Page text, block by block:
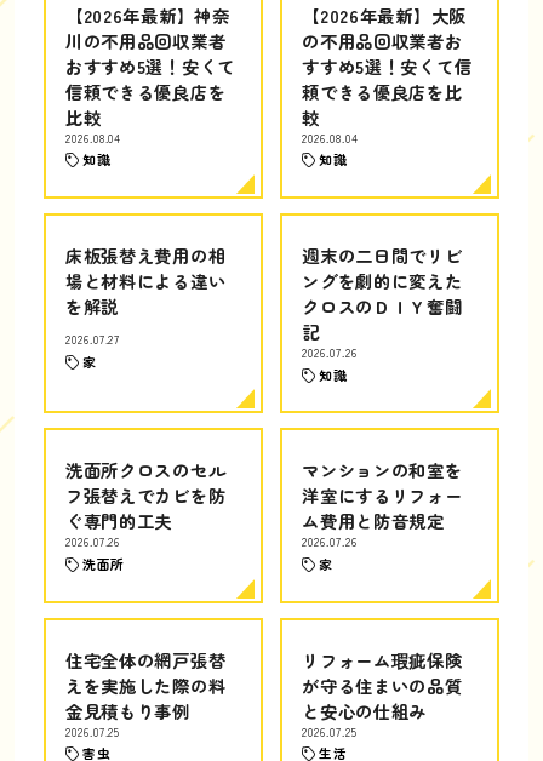
【2026年最新】神奈
川の不用品回収業者
おすすめ5選！安くて
信頼できる優良店を
比較
2026.08.04
知識
【2026年最新】大阪
の不用品回収業者お
すすめ5選！安くて信
頼できる優良店を比
較
2026.08.04
知識
床板張替え費用の相
場と材料による違い
を解説
2026.07.27
家
週末の二日間でリビ
ングを劇的に変えた
クロスのＤＩＹ奮闘
記
2026.07.26
知識
洗面所クロスのセル
フ張替えでカビを防
ぐ専門的工夫
2026.07.26
洗面所
マンションの和室を
洋室にするリフォー
ム費用と防音規定
2026.07.26
家
住宅全体の網戸張替
えを実施した際の料
金見積もり事例
2026.07.25
害虫
リフォーム瑕疵保険
が守る住まいの品質
と安心の仕組み
2026.07.25
生活